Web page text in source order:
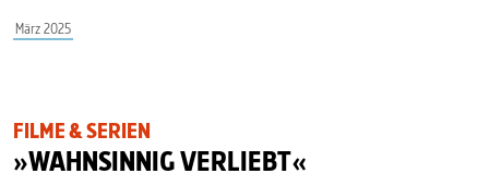
März 2025
FILME & SERIEN
»WAHNSINNIG VERLIEBT«